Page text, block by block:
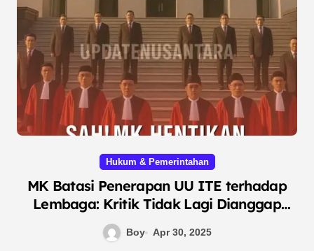
Hukum & Pemerintahan
MK Batasi Penerapan UU ITE terhadap
Lembaga: Kritik Tidak Lagi Dianggap
Pencemaran Nama Baik
Boy Apr 30, 2025